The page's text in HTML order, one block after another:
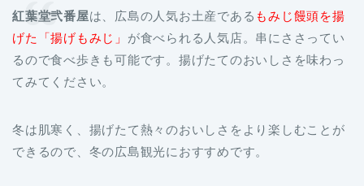
げた「揚げもみじ」が食べられる人気店。串にささってい
るので食べ歩きも可能です。揚げたてのおいしさを味わっ
てみてください。
できるので、冬の広島観光におすすめです。